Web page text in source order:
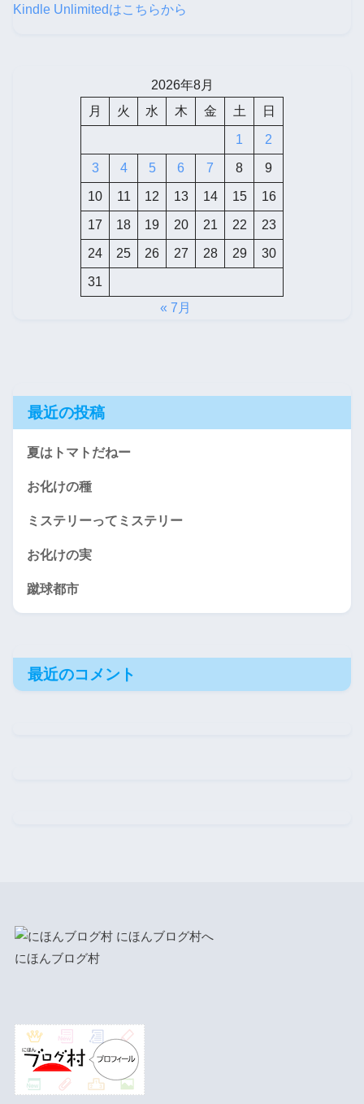
Kindle Unlimitedはこちらから
2026年8月
月
火 水 木 金 土 日
1 2
3 4 5 6 7 8 9
10 11 12 13 14 15 16
17 18 19 20 21 22 23
24 25 26 27 28 29 30
31
« 7月
最近の投稿
夏はトマトだねー
お化けの種
ミステリーってミステリー
お化けの実
蹴球都市
最近のコメント
にほんブログ村